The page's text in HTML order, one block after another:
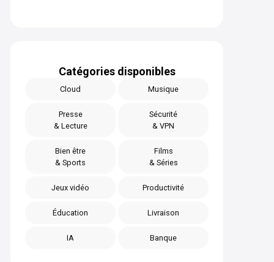
Catégories disponibles
Cloud Musique
Presse
& Lecture
Sécurité
& VPN
Bien être
& Sports
Films
& Séries
Jeux vidéo Productivité
Éducation Livraison
IA Banque